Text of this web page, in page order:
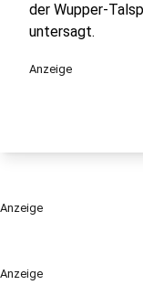
Anzeige
der Wupper-
untersagt.
Anzeige
Anzeige